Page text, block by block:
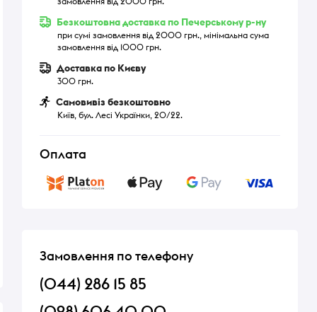
Безкоштовна доставка по Печерському р-ну
при сумі замовлення від 2000 грн., мінімальна сума
замовлення від 1000 грн.
Доставка по Києву
300 грн.
Самовивіз безкоштовно
Київ, бул. Лесі Українки, 20/22.
Оплата
Замовлення по телефону
(044) 286 15 85